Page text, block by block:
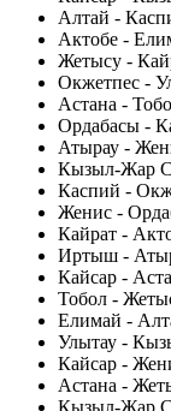
Алтай -
Актобе -
Жетысу -
Окжетпес -
Астана -
Ордабасы -
Атырау -
Кызыл-Жар
Каспий -
Женис -
Кайрат -
Иртыш -
Кайсар -
Тобол -
Елимай -
Улытау -
Кайсар -
Астана -